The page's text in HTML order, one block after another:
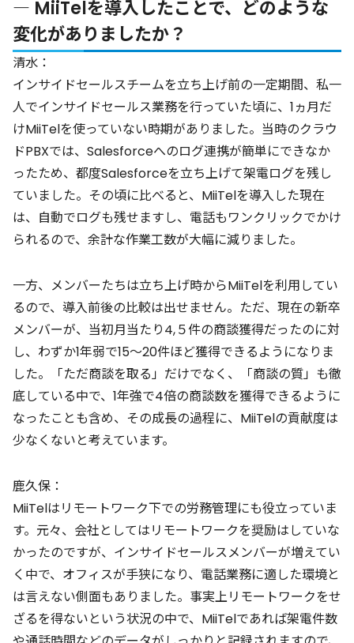
― MiiTelを導入したことで、どのような
変化がありましたか？
清水：
インサイドセールスチームを立ち上げ前の一定期間、私一
人でインサイドセールス業務を行っていた頃に、1ヵ月だ
けMiiTelを使っていない時期がありました。当時のクラウ
ドPBXでは、Salesforceへのログ連携が簡単にできなか
ったため、都度Salesforceを立ち上げて架電ログを残し
ていました。その頃に比べると、MiiTelを導入した現在
は、自動でログも残せますし、電話もワンクリックでかけ
られるので、余計な作業工数が大幅に減りました。
一方、メンバーたちは立ち上げ時からMiiTelを利用してい
るので、導入前後の比較は出せません。ただ、現在の新卒
メンバーが、当初月当たり4,５件の商談獲得だったのに対
し、わずか1年弱で15〜20件ほど獲得できるようになりま
した。「ただ商談を取る」だけでなく、「商談の質」も徹
底している中で、1年強で4倍の商談数を獲得できるように
なったことも含め、その成長の過程に、MiiTelの貢献度は
少なくないと考えています。
鹿久保：
MiiTelはリモートワーク下での労務管理にも役立っていま
す。元々、会社としてはリモートワークを奨励はしていな
かったのですが、インサイドセールスメンバーが増えてい
く中で、オフィスが手狭になり、電話業務に適した環境と
は言えない側面もありました。事実上リモートワークをせ
ざるを得ないという状況の中で、MiiTelであれば架電件数